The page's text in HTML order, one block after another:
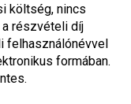
költség, nincs
részvételi díj
felhasználónévvel
formában.